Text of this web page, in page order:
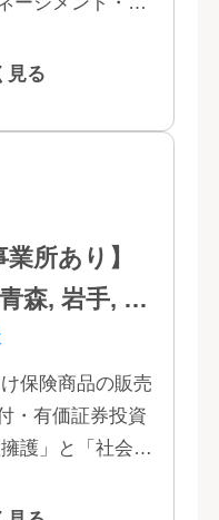
見る
所あり】
森, 岩手, 秋
, 千葉, 埼
新潟, 石川,
, 愛知, 静
京都, 兵庫,
島, 岡山, 山
保険商品の販売
・有価証券投資
護」と「社会へ
ローガンに掲